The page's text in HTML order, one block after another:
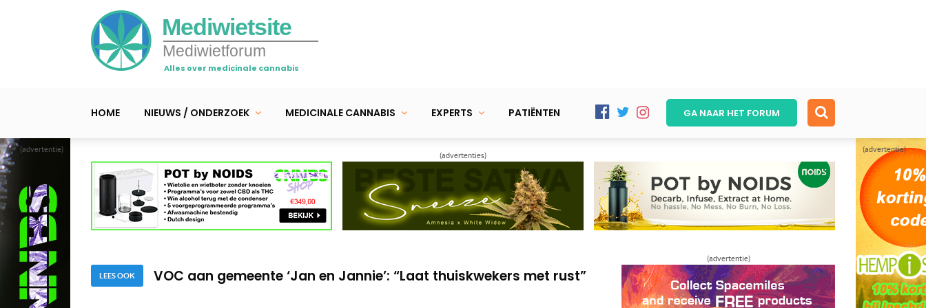
(advertentie) (advertentie)
Mediwietsite
Mediwietforum
Alles over medicinale cannabis
HOME NIEUWS / ONDERZOEK MEDICINALE CANNABIS EXPERTS PATIËNTEN GA NAAR HET FORUM
(advertenties)
LEES OOK
Noah (10) uit Wateringen krijgt wietolie toch vergoed
Thuiskweek van 6 wietplanten binnenkort legaal in Thailand
Noah (10) uit Wateringen krijgt wietolie toch vergoed
(advertentie)